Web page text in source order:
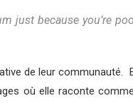
just because you’re
de leur communauté.
où elle raconte